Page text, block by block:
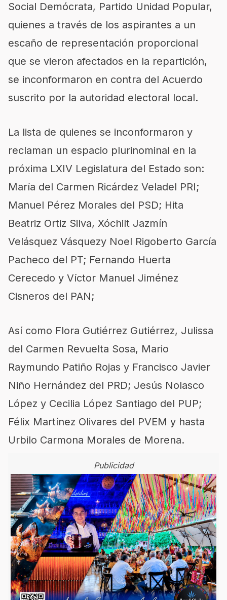
Social Demócrata, Partido Unidad Popular,
quienes a través de los aspirantes a un
escaño de representación proporcional
que se vieron afectados en la repartición,
se inconformaron en contra del Acuerdo
suscrito por la autoridad electoral local.
La lista de quienes se inconformaron y
reclaman un espacio plurinominal en la
próxima LXIV Legislatura del Estado son:
María del Carmen Ricárdez Veladel PRI;
Manuel Pérez Morales del PSD; Hita
Beatriz Ortiz Silva, Xóchilt Jazmín
Velásquez Vásquezy Noel Rigoberto García
Pacheco del PT; Fernando Huerta
Cerecedo y Víctor Manuel Jiménez
Cisneros del PAN;
Así como Flora Gutiérrez Gutiérrez, Julissa
del Carmen Revuelta Sosa, Mario
Raymundo Patiño Rojas y Francisco Javier
Niño Hernández del PRD; Jesús Nolasco
López y Cecilia López Santiago del PUP;
Félix Martínez Olivares del PVEM y hasta
Urbilo Carmona Morales de Morena.
Publicidad